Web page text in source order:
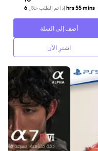
إذا تم الطلب خلال 6 hrs 55 mins
أضف إلى السلة
اشترِ الآن